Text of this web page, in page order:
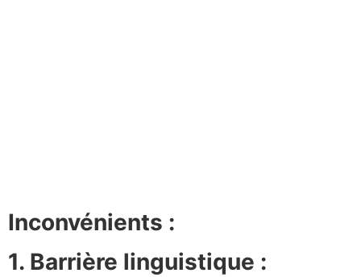
Inconvénients :
1. Barrière linguistique :